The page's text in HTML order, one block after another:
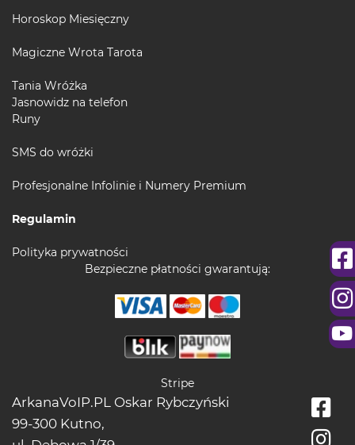
Horoskop Miesięczny
Magiczne Wrota Tarota
Tania Wróżka
Jasnowidz na telefon
Runy
SMS do wróżki
Profesjonalne Infolinie i Numery Premium
Regulamin
Polityka prywatności
Bezpieczne płatności gwarantują:
Stripe
ArkanaVoIP.PL Oskar Rybczyński
99-300 Kutno,